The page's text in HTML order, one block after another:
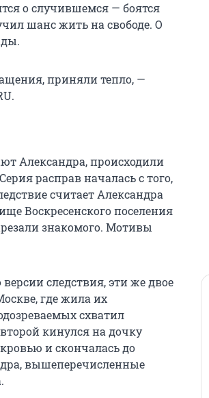
о случившемся — боятся
шанс жить на свободе. О
приняли тепло, —
Александра, происходили
расправ началась с того,
считает Александра
Воскресенского поселения
знакомого. Мотивы
версии следствия, эти же двое
где жила их
схватил
кинулся на дочку
и скончалась до
вышеперечисленные